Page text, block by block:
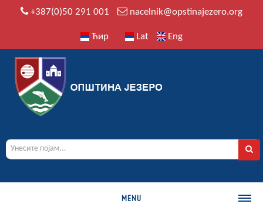
+387(0)50 291 001 nacelnik@opstinajezero.org
Ћир Lat Eng
MENU